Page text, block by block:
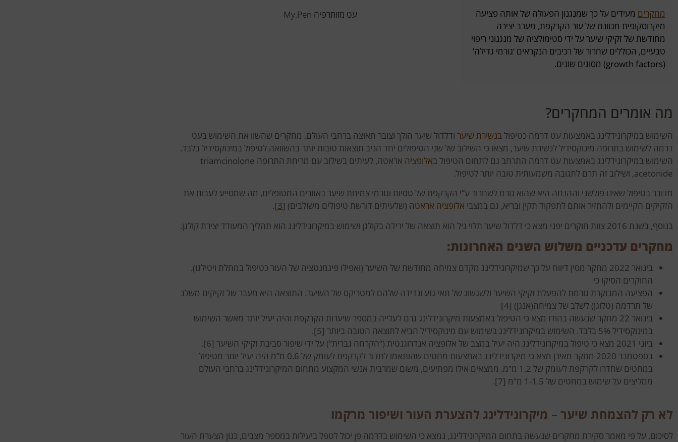
מחקרים מעידים על כך שמנגנון הפעולה של אותה פציעה
מיקרוסקופית מכוונת של עור הקרקפת, מערב יצירה
מחודשת של זקיקי שיער על ידי סטימולציה של מנגנוני ריפוי
טבעיים, הכוללים שחרור של רכיבים הנקראים ‘גורמי גדילה’
(growth factors) מסוגים שונים.
עט מזותרפיה My.Pen
מה אומרים המחקרים?
השימוש במיקרונידלינג באמצעות עט דרמה כטיפול בנשירת שיער ודלדול שיער הולך וצובר תאוצה ברחבי העולם. מחקרים שהשוו את השימוש בעט
דרמה לשימוש בתרופה מינוקסידיל לנשירת שיער, מצאו כי השילוב של שני הטיפולים יחד הניב תוצאות טובות יותר בהשוואה לטיפול במינוקסידיל בלבד.
השימוש במיקרונידלינג באמצעות עט דרמה התרחב גם לתחום הטיפול באלופציה
אראטה, לעיתים בשילוב עם מריחת התרופה triamcinolone
,acetonide ושילוב זה תרם לתגובה משמעותית טובה יותר לטיפול.
מדובר בטיפול שאינו פולשני וההנחה היא שהוא גורם לשחרור ע”י הקרקפת של טסיות וגורמי צמיחת שיער באזורים המטופלים, מה שמסייע לעבות את
הזקיקים הקיימים ולהחזיר אותם לתפקוד תקין ובריא, גם במצבי אלופציה אראטה (שלעיתים דורשת טיפולים משולבים) [3
].
בנוסף, בשנת 2016 צוות חוקרים יפני מצא כי דלדול שיער תלוי גיל הוא תוצאה של ירידה בקולגן ושימוש במיקרונידלינג הוא תהליך המעודד יצירת קולגן.
מחקרים עדכניים משלוש השנים האחרונות:
בינואר 2022 מחקר מסין דיווח על כך שמיקרונידלינג מקדם צמיחה מחודשת של השיער (ואפילו פיגמנטציה של העור כטיפול במחלת ויטילגו).
החוקרים הסיקו כי
הפציעה המבוקרת גורמת להפעלת זקיקי השיער ולשגשוג של תאי גזע ונדידה שלהם למטריקס של השיער. התוצאה היא מעבר של זקיקים משלב
של תרדמה (טלוגן) לשלב של צמיחה(אנגן) [4]
בינואר 22 מחקר שנעשה בהודו מצא כי הטיפול באמצעות מיקרונידלינג גרם לעלייה במספר שיערות הקרקפת והיה יעיל יותר מאשר השימוש
במינוקסידיל 5% בלבד. השימוש במיקרונידלינג בשימוש עם מינוקסידיל הביא לתוצאה הטובה ביותר [5].
ביוני 2021 מצא כי טיפול במיקרונידלינג היה יעיל במצב של אלופציה אנדרוגנטית (“הקרחה גברית”) על ידי שיפור סביבת זקיקי השיער [6].
בספטמבר 2020 מחקר מאירן מצא כי מיקרונידלינג באמצעות מחטים שהותאמו לחדור לקרקפת לעומק של 0.6 מ”מ היה יעיל יותר מטיפול
במחטים שחדרו לקרקפת לעומק של 1.2 מ”מ. ממצאים אילו מפתיעים, משום שמרבית אנשי המקצוע מתחום המיקרונידלינג ברחבי העולם
ממליצים על שימוש במחטים של 1-1.5 מ”מ [7].
לא רק להצמחת שיער – מיקרונידלינג להצערת העור ושיפור מרקמו
לסיכום, על פי מאמר סקירת מחקרים שנעשה בתחום המיקרונידלינג, נמצא כי השימוש בדרמה פן יכול לטפל ביעילות במספר מצבים, כגון הצערת העור